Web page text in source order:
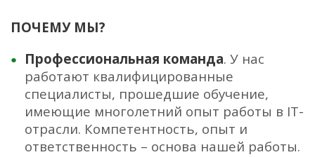
ПОЧЕМУ МЫ?
Профессиональная команда. У нас
работают квалифицированные
специалисты, прошедшие обучение,
имеющие многолетний опыт работы в IT-
отрасли. Компетентность, опыт и
ответственность – основа нашей работы.